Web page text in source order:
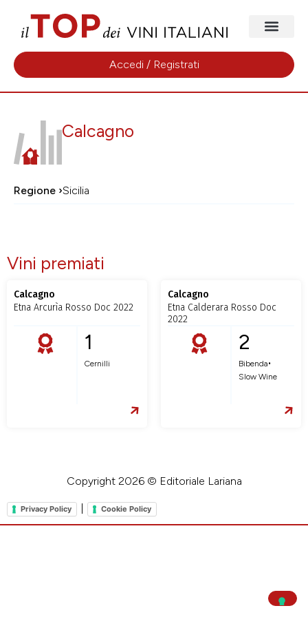
Accedi / Registrati
Calcagno
Regione ›Sicilia
Vini premiati
Calcagno
Etna Arcurìa Rosso Doc 2022
1
Cernilli
Calcagno
Etna Calderara Rosso Doc
2022
2
Bibenda•
Slow Wine
Copyright 2026 © Editoriale Lariana
Privacy Policy Cookie Policy